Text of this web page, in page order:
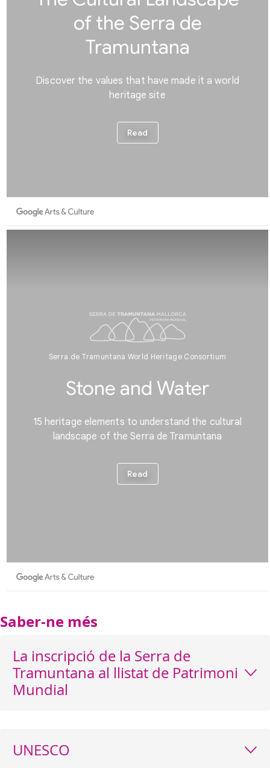
Saber-ne més
La inscripció de la Serra de
Tramuntana al llistat de Patrimoni
Mundial
UNESCO